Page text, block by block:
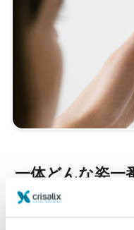
一体どんな姿一